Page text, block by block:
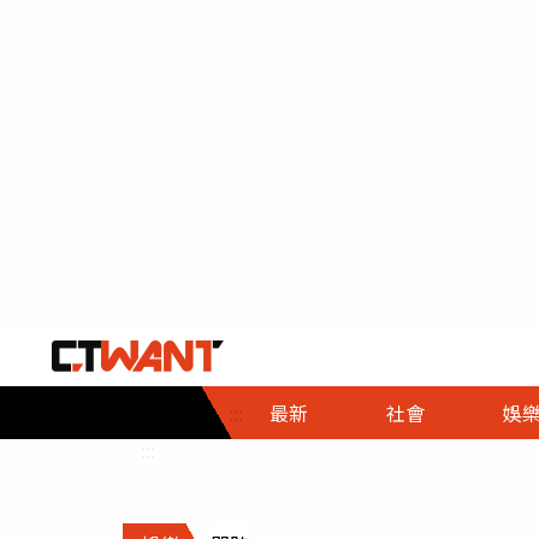
::: 最新 社會
社會首頁
時事
調查
娛樂
娛樂首頁
即時
財經首頁
熱線
政